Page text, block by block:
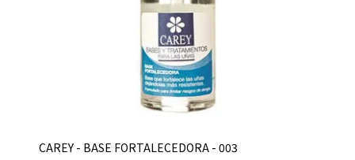
CAREY - BASE FORTALECEDORA - 003